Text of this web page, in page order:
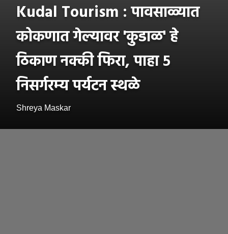
Kudal Tourism : पावसाळ्यात
कोकणात गेल्यावर 'कुडाळ' हे
ठिकाण नक्की फिरा, पाहा ५
निसर्गरम्य पर्यटन स्थळे
Shreya Maskar